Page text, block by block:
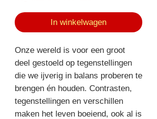
In winkelwagen
Onze wereld is voor een groot
deel gestoeld op tegenstellingen
die we ijverig in balans proberen te
brengen én houden. Contrasten,
tegenstellingen en verschillen
maken het leven boeiend, ook al is